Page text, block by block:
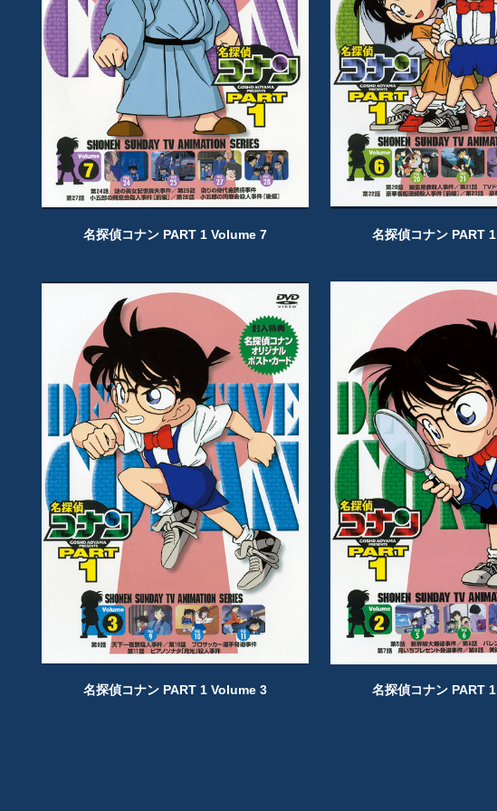
名探偵コナン PART 1 Volume 7 名探偵コナン PART
名探偵コナン PART 1 Volume 3 名探偵コナン PART